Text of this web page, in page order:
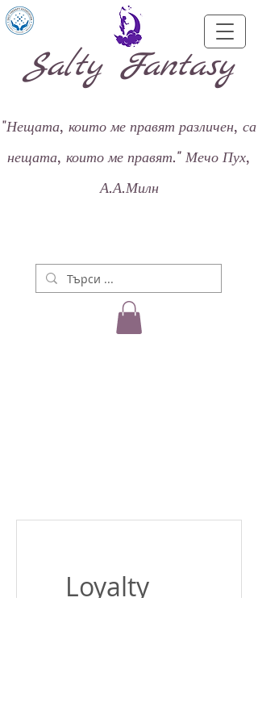
Salty Fantasy
"Нещата, които ме правят различен, са
нещата, които ме правят." Мечо Пух,
А.А.Милн
Loyalty